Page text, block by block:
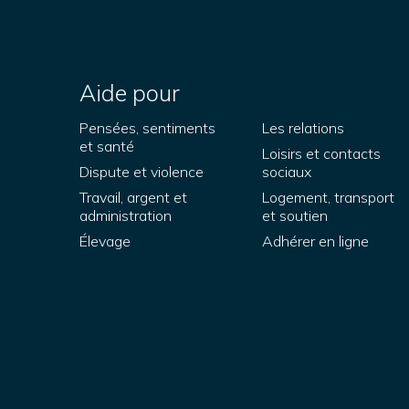
Aide pour
Pensées, sentiments
et santé
Dispute et violence
Travail, argent et
administration
Élevage
Les relations
Loisirs et contacts
sociaux
Logement, transport
et soutien
Adhérer en ligne